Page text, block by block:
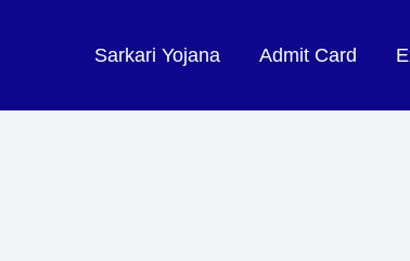
Sarkari Yojana Admit Card